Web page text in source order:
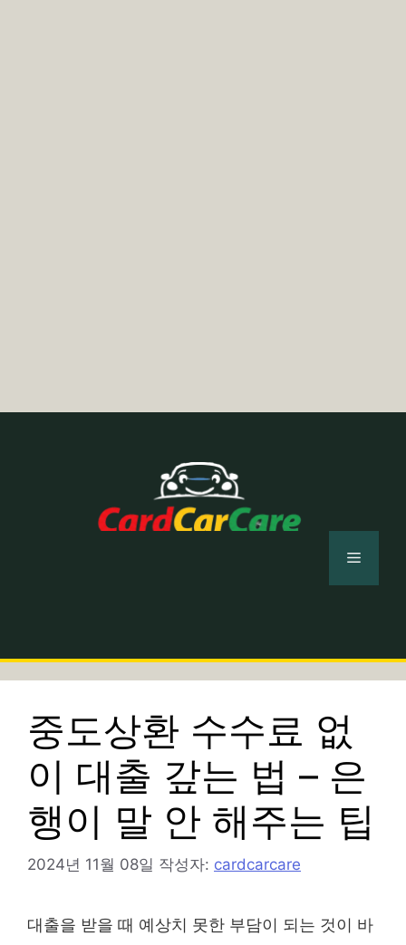
메
중도상환 수수료 없
이 대출 갚는 법 – 은
행이 말 안 해주는 팁
2024년 11월 08일 작성자: cardcarcare
대출을 받을 때 예상치 못한 부담이 되는 것이 바